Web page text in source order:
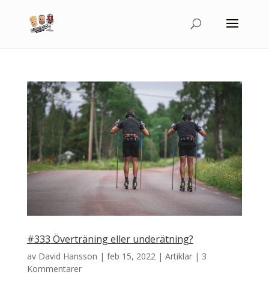
#333 Överträning eller underätning?
av David Hansson | feb 15, 2022| Artiklar| 3
Kommentarer